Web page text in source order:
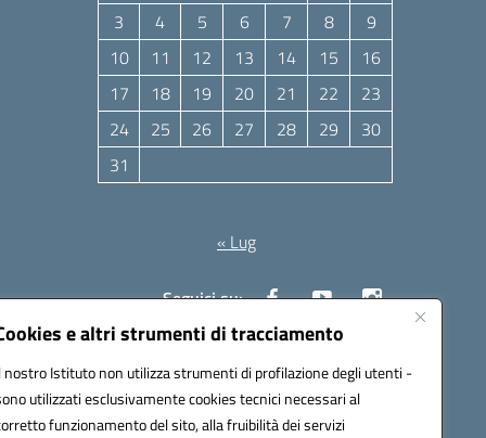
e altri strumenti di tracciamento
nostro Istituto non utilizza strumenti di profilazione degli utenti -
utilizzati esclusivamente cookies tecnici necessari al
funzionamento del sito, alla fruibilità dei servizi
3
4 5 6 7 8
9
10
11 12 13 14 15
16
17
18 19 20 21 22
23
24
25 26 27 28 29
30
31
« Lug
Seguici su: